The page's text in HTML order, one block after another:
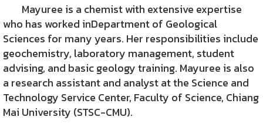
Mayuree is a chemist with extensive expertise
who has worked inDepartment of Geological
Sciences for many years. Her responsibilities include
geochemistry, laboratory management, student
advising, and basic geology training. Mayuree is also
a research assistant and analyst at the Science and
Technology Service Center, Faculty of Science, Chiang
Mai University (STSC-CMU).